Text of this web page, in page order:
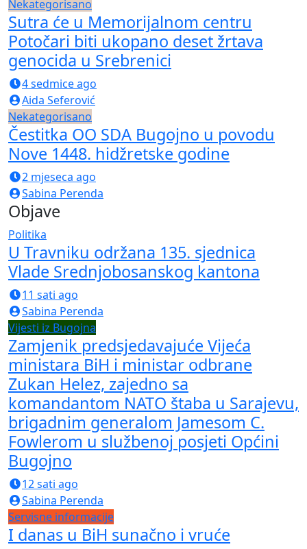
Nekategorisano
Sutra će u Memorijalnom centru
Potočari biti ukopano deset žrtava
genocida u Srebrenici
4 sedmice ago
Aida Seferović
Nekategorisano
Čestitka OO SDA Bugojno u povodu
Nove 1448. hidžretske godine
2 mjeseca ago
Sabina Perenda
Objave
Politika
U Travniku održana 135. sjednica
Vlade Srednjobosanskog kantona
11 sati ago
Sabina Perenda
Vijesti iz Bugojna
Zamjenik predsjedavajuće Vijeća
ministara BiH i ministar odbrane
Zukan Helez, zajedno sa
komandantom NATO štaba u Sarajevu,
brigadnim generalom Jamesom C.
Fowlerom u službenoj posjeti Općini
Bugojno
12 sati ago
Sabina Perenda
Servisne informacije
I danas u BiH sunačno i vruće